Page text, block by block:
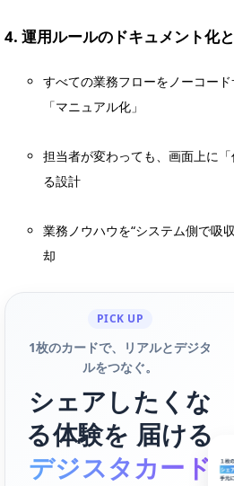
4. 運用ルールのドキュメント化
すべての業務フローをノーコード
「マニュアル化」
担当者が変わっても、画面上に
る設計
業務ノウハウを“システム側で吸
却
PICK UP
1枚のカードで、リアルとデジタ
ルをつなぐ。
シェアしたくな
る体験を 届ける
デジスタカード